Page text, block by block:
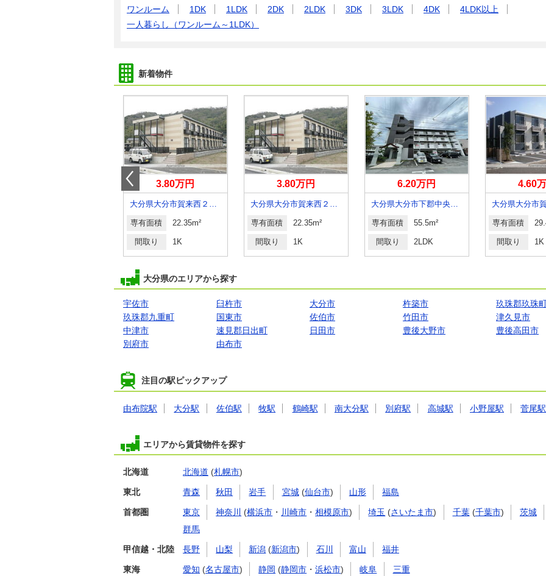
ワンルーム
1DK 1LDK 2DK 2LDK 3DK 3LDK 4DK
4LDK以上
一人暮らし（ワンルーム～1LDK）
新着物件
3.80万円
大分県大分市賀来西２丁目
専有面積 22.35m²
間取り 1K
3.80万円
大分県大分市賀来西２丁目
専有面積 22.35m²
間取り 1K
6.20万円
大分県大分市下郡中央３丁目
専有面積 55.5m²
間取り 2LDK
4.60
専有面積
間取り 1K
大分県のエリアから探す
宇佐市 臼杵市 大分市 杵築市
玖珠郡玖珠
玖珠郡九重町
国東市 佐伯市 竹田市
津久見市
中津市
速見郡日出町 日田市 豊後大野市
豊後高田市
別府市
由布市
注目の駅ピックアップ
由布院駅 大分駅 佐伯駅 牧駅 鶴崎駅 南大分駅 別府駅 高城駅 小野屋駅 菅尾駅
エリアから賃貸物件を探す
北海道 北海道 (札幌市)
東北 青森 秋田 岩手 宮城(仙台市) 山形 福島
首都圏 東京 神奈川 (横浜市 ・ 川崎市 ・相模原市) 埼玉 (さいたま市) 千葉(千葉市) 茨城
群馬
甲信越・北陸 長野 山梨 新潟 (新潟市) 石川 富山 福井
東海 愛知 (名古屋市) 静岡 (静岡市 ・浜松市) 岐阜 三重